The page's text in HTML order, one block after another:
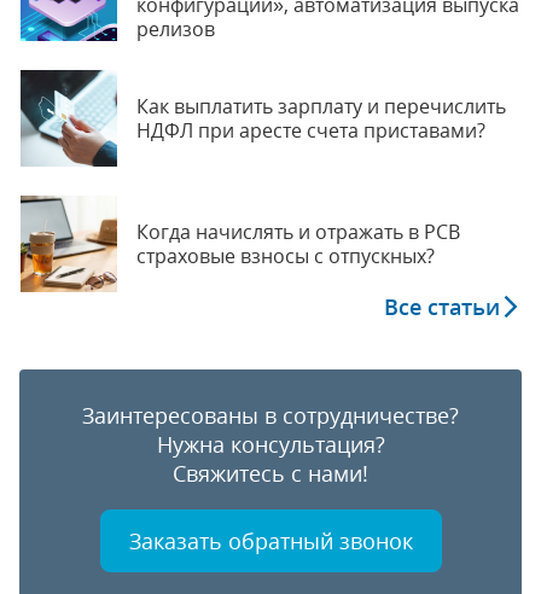
релизов
Как выплатить зарплату и перечислить
НДФЛ при аресте счета приставами?
Когда начислять и отражать в РСВ
страховые взносы с отпускных?
Все статьи
Заинтересованы в сотрудничестве?
Нужна консультация?
Свяжитесь с нами!
Заказать обратный звонок